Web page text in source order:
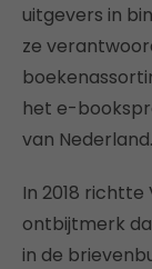
uitgevers in
ze
het e-
van Nederland.
In 2018 richtte
ontbijtmerk
in de